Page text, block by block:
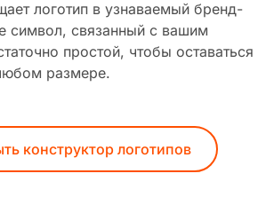
логотип в узнаваемый бренд-
символ, связанный с вашим
простой, чтобы оставаться
размере.
конструктор логотипов